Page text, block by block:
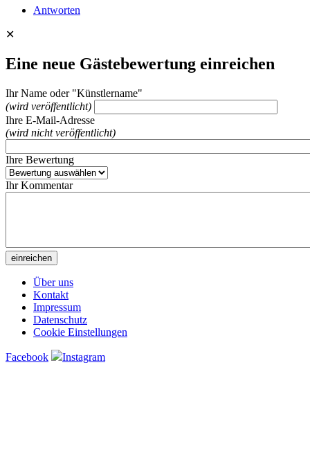
Antworten
✕
Eine neue Gästebewertung einreichen
Ihr Name oder "Künstlername"
(wird veröffentlicht)
Ihre E-Mail-Adresse
(wird nicht veröffentlicht)
Ihre Bewertung
Ihr Kommentar
Über uns
Kontakt
Impressum
Datenschutz
Cookie Einstellungen
Facebook Instagram